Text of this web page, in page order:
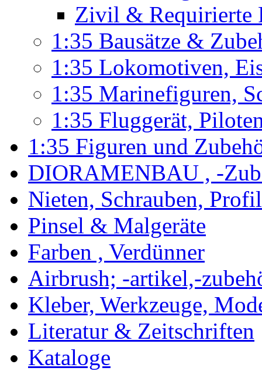
Zivil & Requirierte
1:35 Bausätze &
1:35 Lokomotiven,
1:35 Marinefiguren,
1:35 Fluggerät,
1:35 Figuren und
DIORAMENBAU , -
Nieten, Schrauben,
Pinsel & Malgeräte
Farben , Verdünner
Airbrush; -artikel,-
Kleber, Werkzeuge,
Literatur & Zeitschriften
Kataloge